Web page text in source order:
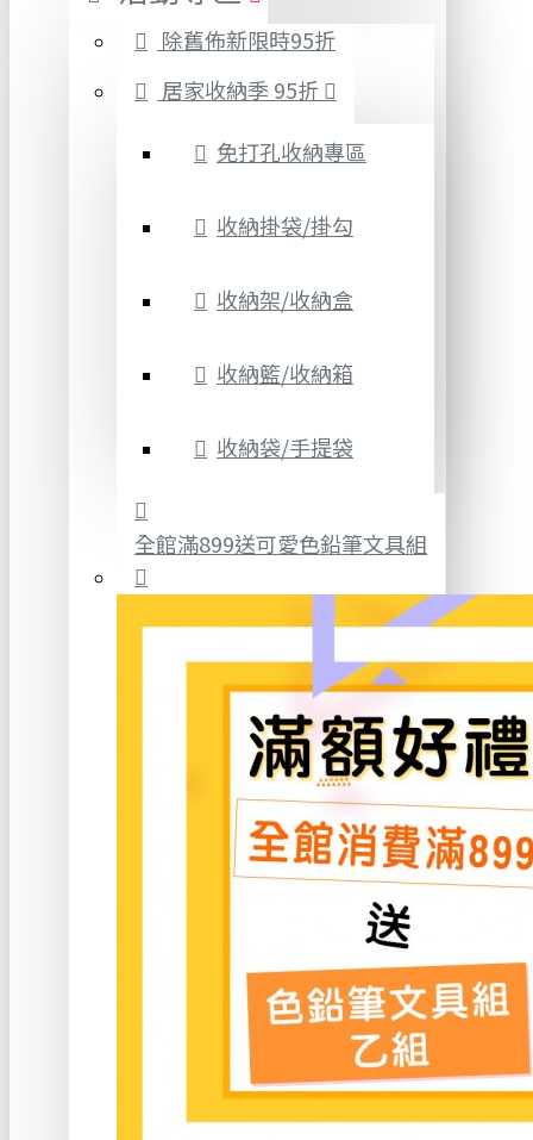
除舊佈新限時95折
居家收納季 95折
免打孔收納專區
收納掛袋/掛勾
收納架/收納盒
收納籃/收納箱
收納袋/手提袋
全館滿899送可愛色鉛筆文具組